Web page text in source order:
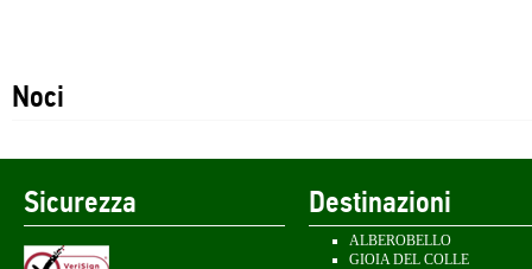
Noci
Sicurezza Destinazioni
ALBEROBELLO
GIOIA DEL COLLE